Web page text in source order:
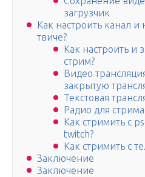
загрузчик
Как настроить канал и
твиче?
Как настроить и
стрим?
Видео
закрытую
Текстовая
Радио для стрима
Как стримить с
twitch?
Как стримить с
Заключение
Заключение